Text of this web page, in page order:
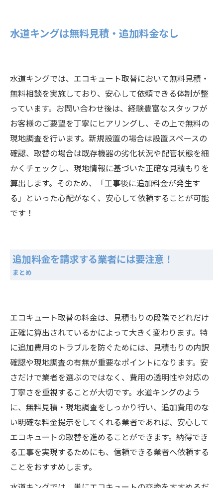
水道キングは無料見積・追加料金なし
水道キングでは、エコキュート取替において無料見積・
無料相談を実施しており、安心して依頼できる体制が整
っています。お問い合わせ後は、経験豊富なスタッフが
お客様のご要望を丁寧にヒアリングし、その上で無料の
現地調査を行います。新規設置の場合は設置スペースの
確認、取替の場合は既存機器の劣化状況や配管状態を細
かくチェックし、現地情報に基づいた正確な見積もりを
算出します。そのため、「工事後に追加料金が発生す
る」といった心配がなく、安心して依頼することが可能
です！
追加料金を請求する業者には要注意！
まとめ
エコキュート取替の料金は、見積もりの段階でどれだけ
正確に算出されているかによって大きく変わります。特
に追加費用のトラブルを防ぐためには、見積もりの内訳
確認や現地調査の有無が重要なポイントになります。安
さだけで業者を選ぶのではなく、費用の透明性や対応の
丁寧さを重視することが大切です。水道キングのよう
に、無料見積・現地調査をしっかり行い、追加費用のな
い明確な料金提示をしてくれる業者であれば、安心して
エコキュートの取替を進めることができます。納得でき
る工事を実現するためにも、信頼できる業者へ依頼する
ことをおすすめします。